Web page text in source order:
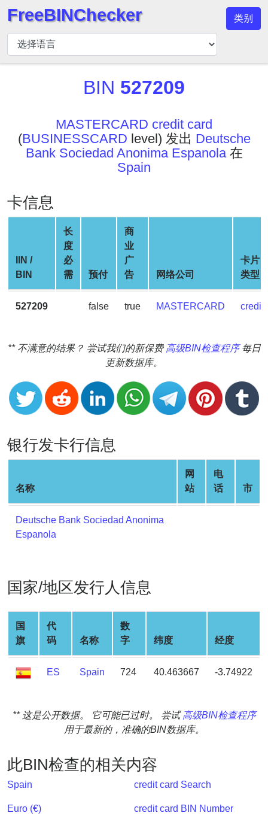
BIN
检
查
索
BIN
API
BIN
Generator
Checker
v2
BIN
CC
from
Banks
Credit
Card
Validator
Credit
Card
Random
Credit
Card
Generator
Card
from
Credit
Card
Checker
Service
is
Address
?
IP
Lookup
FreeBINChecker 类别
BIN 527209
MASTERCARD credit card
(BUSINESSCARD level) 发出 Deutsche
Bank Sociedad Anonima Espanola在
Spain
卡信息
IIN /
BIN
长
度
必
需
预付
商
业
广
告
网络公司
卡片
类型
527209 false true MASTERCARD credit
** 不满意的结果？ 尝试我们的新保费 高级BIN检查程序每日
更新数据库。
银行发卡行信息
名称
网
站
电
话
市
Deutsche Bank Sociedad Anonima
Espanola
国家/地区发行人信息
国
旗
代
码
名称
数
字
纬度 经度
ES Spain 724 40.463667 -3.74922
** 这是公开数据。 它可能已过时。 尝试高级BIN检查程序
用于最新的，准确的BIN数据库。
此BIN检查的相关内容
Spain
Euro (€)
credit card Search
credit card BIN Number